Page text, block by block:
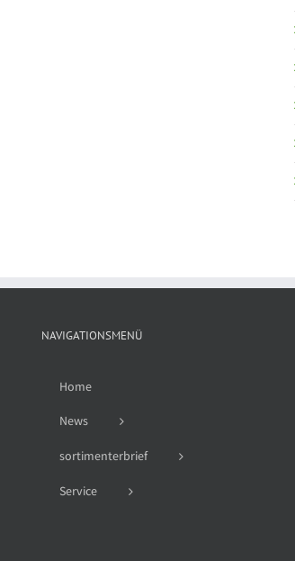
NAVIGATIONSMENÜ
Home
News
sortimenterbrief
Service